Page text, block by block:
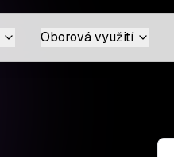
Oborová využití